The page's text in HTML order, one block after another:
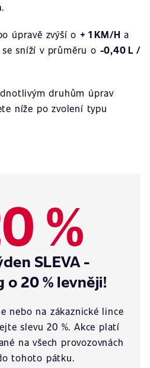
.
úpravě zvýší o + 1 KM/H a
sníží v průměru o -0,40 L /
druhům úprav
níže po zvolení typu
%
SLEVA -
20 % levněji!
nebo na zákaznické lince
slevu 20 %. Akce platí
na všech provozovnách
tohoto pátku.